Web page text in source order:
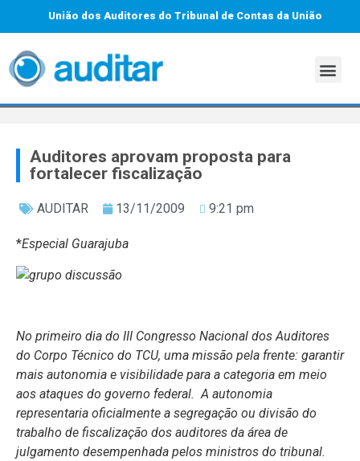
União dos Auditores do Tribunal de Contas da União
Auditores aprovam proposta para
fortalecer fiscalização
AUDITAR 13/11/2009 9:21 pm
*Especial Guarajuba
No primeiro dia do III Congresso Nacional dos Auditores
do Corpo Técnico do TCU, uma missão pela frente: garantir
mais autonomia e visibilidade para a categoria em meio
aos ataques do governo federal. A autonomia
representaria oficialmente a segregação ou divisão do
trabalho de fiscalização dos auditores da área de
julgamento desempenhada pelos ministros do tribunal.